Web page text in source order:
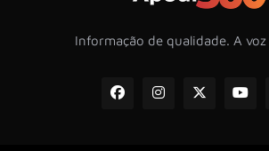
Informação de qualidade. A